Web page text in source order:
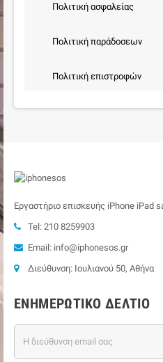
Πολιτική ασφαλείας
Πολιτική παράδοσεων
Πολιτική επιστροφών
Εργαστήριο επισκευής iPhone iPad
Tel: 210 8259903
Email: info@iphonesos.gr
Διεύθυνση: Ιουλιανού 50, Αθήνα
ΕΝΗΜΕΡΩΤΙΚΌ ΔΕΛΤΊΟ